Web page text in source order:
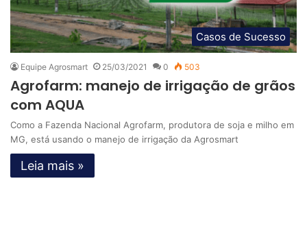
Casos de Sucesso
Equipe Agrosmart 25/03/2021 0 503
Agrofarm: manejo de irrigação de grãos
com AQUA
Como a Fazenda Nacional Agrofarm, produtora de soja e milho em
MG, está usando o manejo de irrigação da Agrosmart
Leia mais »